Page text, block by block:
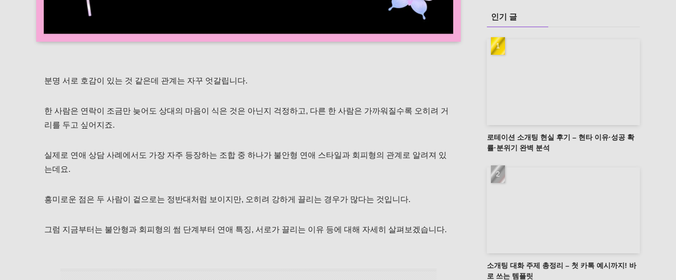
분명 서로 호감이 있는 것 같은데 관계는 자꾸 엇갈립니다.
한 사람은 연락이 조금만 늦어도 상대의 마음이 식은 것은 아닌지 걱정하고, 다른 한 사람은 가까워질수록 오히려 거
리를 두고 싶어지죠.
실제로 연애 상담 사례에서도 가장 자주 등장하는 조합 중 하나가 불안형 연애 스타일과 회피형의 관계로 알려져 있
는데요.
흥미로운 점은 두 사람이 겉으로는 정반대처럼 보이지만, 오히려 강하게 끌리는 경우가 많다는 것입니다.
그럼 지금부터는 불안형과 회피형의 썸 단계부터 연애 특징, 서로가 끌리는 이유 등에 대해 자세히 살펴보겠습니다.
인기 글
로테이션 소개팅 현실 후기 – 현타 이유·성공 확
률·분위기 완벽 분석
소개팅 대화 주제 총정리 – 첫 카톡 예시까지! 바
로 쓰는 템플릿